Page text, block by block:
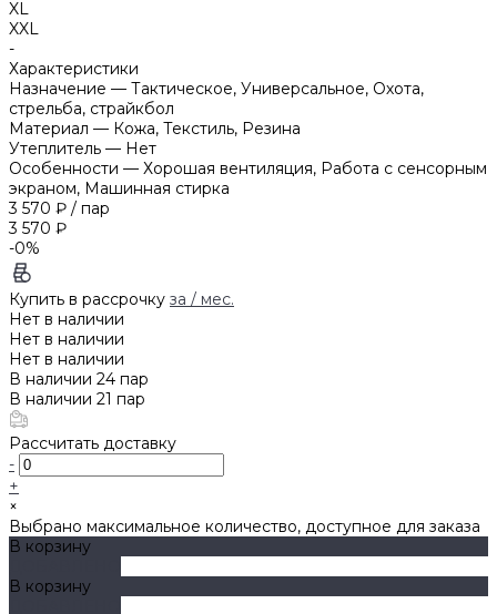
XL
XXL
-
Характеристики
Назначение — Тактическое, Универсальное, Охота,
стрельба, страйкбол
Материал — Кожа, Текстиль, Резина
Утеплитель — Нет
Особенности — Хорошая вентиляция, Работа с сенсорным
экраном, Машинная стирка
3 570 ₽ / пар
3 570 ₽
-0%
Купить в рассрочку за / мес.
Нет в наличии
Нет в наличии
Нет в наличии
В наличии 24 пар
В наличии 21 пар
Рассчитать доставку
-
+
×
Выбрано максимальное количество, доступное для заказа
В корзину
В корзину